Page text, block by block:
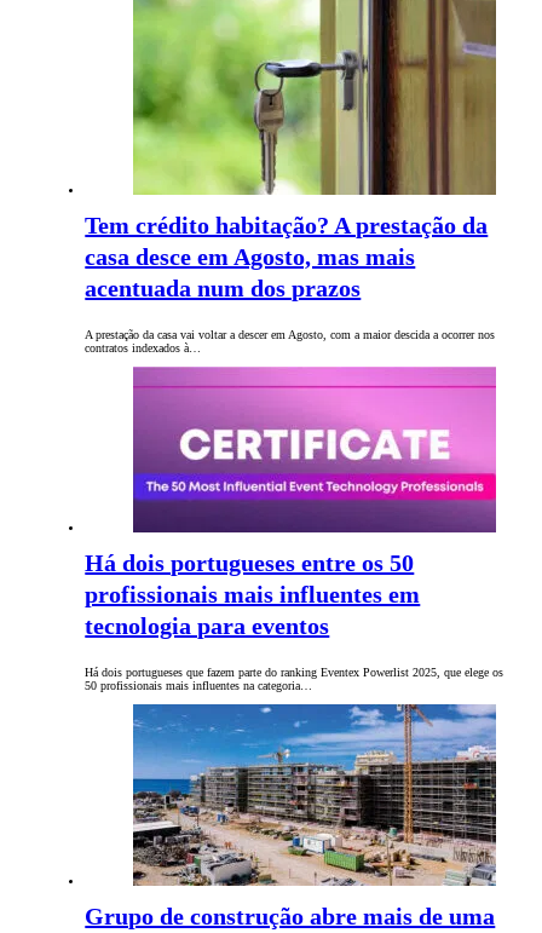
Tem crédito habitação? A prestação da
casa desce em Agosto, mas mais
acentuada num dos prazos
A prestação da casa vai voltar a descer em Agosto, com a maior descida a ocorrer nos
contratos indexados à…
Há dois portugueses entre os 50
profissionais mais influentes em
tecnologia para eventos
Há dois portugueses que fazem parte do ranking Eventex Powerlist 2025, que elege os
50 profissionais mais influentes na categoria…
Grupo de construção abre mais de uma